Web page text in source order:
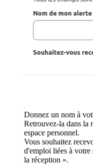
Donnez un nom à
Retrouvez-la dans la
espace personnel.
Vous souhaitez
d'emploi liées à
la réception ».